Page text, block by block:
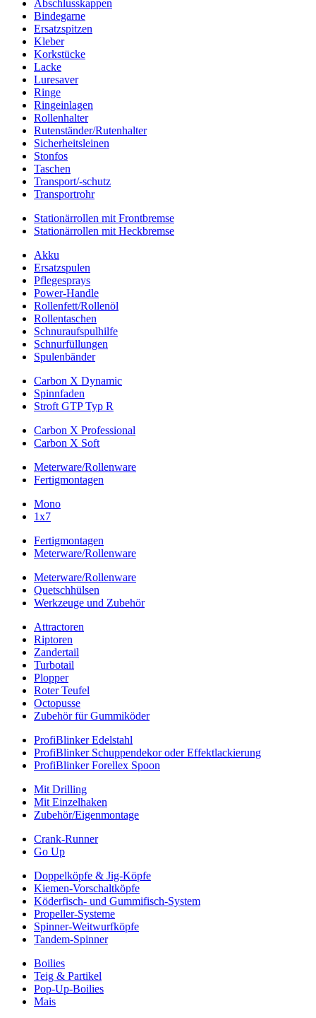
Abschlusskappen
Bindegarne
Ersatzspitzen
Kleber
Korkstücke
Lacke
Luresaver
Ringe
Ringeinlagen
Rollenhalter
Rutenständer/Rutenhalter
Sicherheitsleinen
Stonfos
Taschen
Transport/-schutz
Transportrohr
Stationärrollen mit Frontbremse
Stationärrollen mit Heckbremse
Akku
Ersatzspulen
Pflegesprays
Power-Handle
Rollenfett/Rollenöl
Rollentaschen
Schnuraufspulhilfe
Schnurfüllungen
Spulenbänder
Carbon X Dynamic
Spinnfaden
Stroft GTP Typ R
Carbon X Professional
Carbon X Soft
Meterware/Rollenware
Fertigmontagen
Mono
1x7
Fertigmontagen
Meterware/Rollenware
Meterware/Rollenware
Quetschhülsen
Werkzeuge und Zubehör
Attractoren
Riptoren
Zandertail
Turbotail
Plopper
Roter Teufel
Octopusse
Zubehör für Gummiköder
ProfiBlinker Edelstahl
ProfiBlinker Schuppendekor oder Effektlackierung
ProfiBlinker Forellex Spoon
Mit Drilling
Mit Einzelhaken
Zubehör/Eigenmontage
Crank-Runner
Go Up
Doppelköpfe & Jig-Köpfe
Kiemen-Vorschaltköpfe
Köderfisch- und Gummifisch-System
Propeller-Systeme
Spinner-Weitwurfköpfe
Tandem-Spinner
Boilies
Teig & Partikel
Pop-Up-Boilies
Mais